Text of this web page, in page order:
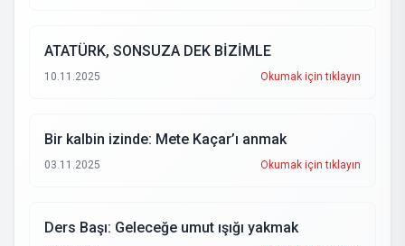
ATATÜRK, SONSUZA DEK BİZİMLE
10.11.2025 Okumak için tıklayın
Bir kalbin izinde: Mete Kaçar’ı anmak
03.11.2025 Okumak için tıklayın
Ders Başı: Geleceğe umut ışığı yakmak